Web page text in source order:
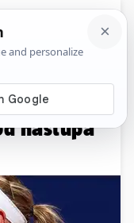
Komentari
mješovite
nastupa